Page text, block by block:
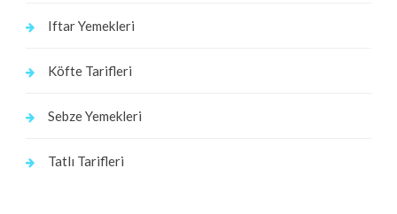
Iftar Yemekleri
Köfte Tarifleri
Sebze Yemekleri
Tatlı Tarifleri